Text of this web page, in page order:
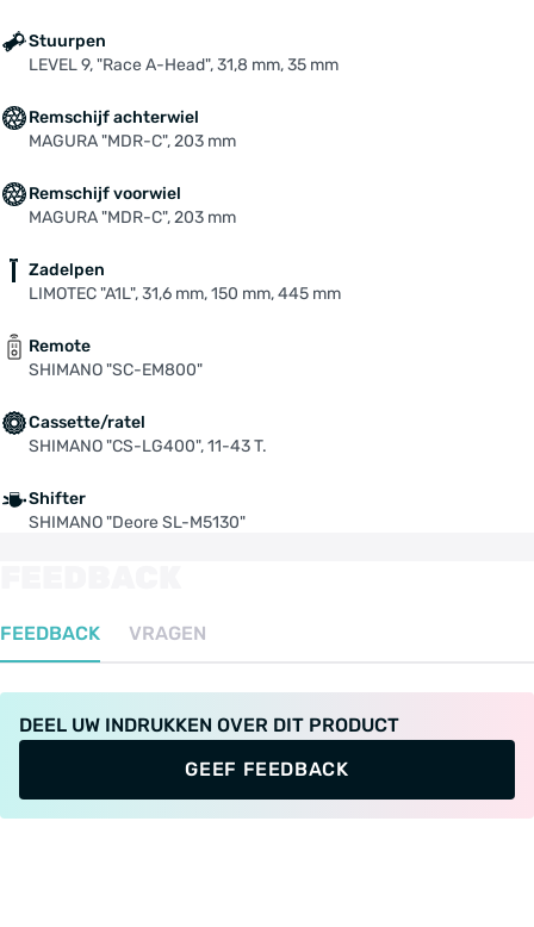
Stuurpen
LEVEL 9, "Race A-Head", 31,8 mm, 35 mm
Remschijf achterwiel
MAGURA "MDR-C", 203 mm
Remschijf voorwiel
MAGURA "MDR-C", 203 mm
Zadelpen
LIMOTEC "A1L", 31,6 mm, 150 mm, 445 mm
Remote
SHIMANO "SC-EM800"
Cassette/ratel
SHIMANO "CS-LG400", 11-43 T.
Shifter
SHIMANO "Deore SL-M5130"
FEEDBACK VRAGEN
DEEL UW INDRUKKEN OVER DIT PRODUCT
GEEF FEEDBACK